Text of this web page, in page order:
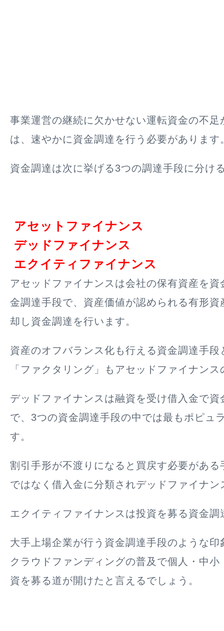
事業運営の継続に欠かせない運転資金の不足
は、速やかに資金調達を行う必要があります
資金調達は次に挙げる3つの調達手段に分け
アセットファイナンス
デッドファイナンス
エクイティファイナンス
アセッドファイナンスは会社の保有資産を
金調達手段で、資産価値が認められる有形資
却し資金調達を行います。
資産のオフバランス化も行える資金調達手段
「ファクタリング」もアセッドファイナン
デッドファイナンスは融資を受け借入金で資
で、3つの資金調達手段の中では最もポピュ
す。
割引手形が不渡りになると買戻す必要がある
ではなく借入金に分類されデッドファイナン
エクイティファイナンスは投資を募る資金調
大手上場企業が行う資金調達手段のような印
クラウドファンディングの普及で個人・中
資を募る道が開けたと言えるでしょう。